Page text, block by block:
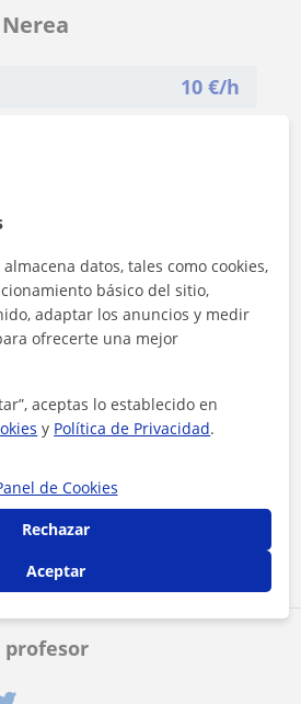
profesor
10 €/h
ahora
datos, tales como cookies,
básico del sitio,
adaptar los anuncios y medir
ofrecerte una mejor
aceptas lo establecido en
y Política de Privacidad.
de Cookies
Rechazar
Aceptar